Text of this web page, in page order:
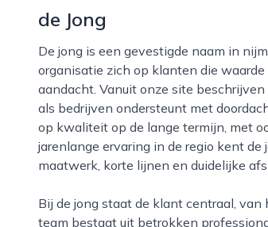
de Jong
De jong is een gevestigde naam in nijmegen en omstreken. Als onafhankelijk bedrijf richt de
organisatie zich op klanten die
aandacht. Vanuit onze site
als bedrijven ondersteunt met
op kwaliteit op de lange termijn, met
jarenlange ervaring in de regio kent
maatwerk, korte lijnen en duidelijke
Bij de jong staat de klant centraal, van het eerste contact tot en met de oplevering en nazorg. Het
team bestaat uit betrokken